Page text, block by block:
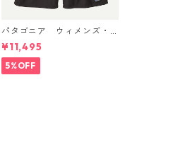
パタゴニア ウィメンズ・
バギーズ・ロング Black 57
035 Patagonia Women's B
aggies™ Longs 日本正規
品
¥11,495
5%OFF